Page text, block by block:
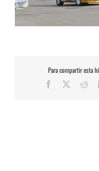
Para compartir esta
Facebook